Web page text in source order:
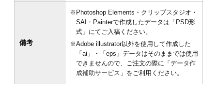
備考
※Photoshop Elements・クリップスタジオ・
SAI・Painterで作成したデータは「PSD形
式」にてご入稿ください。
※Adobe illustrator以外を使用して作成した
「ai」・「eps」データはそのままでは使用
できませんので、ご注文の際に「 データ作
成補助サービス 」をご利用ください。